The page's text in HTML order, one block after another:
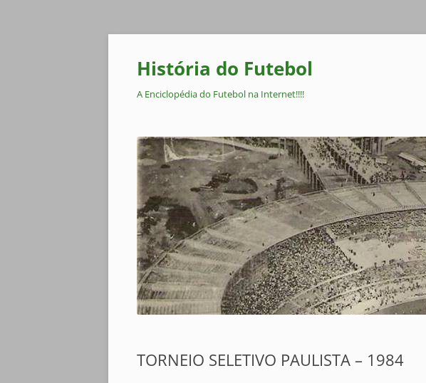
Pular
conteúdo
História do Futebol
A Enciclopédia do Futebol na Internet!!!!
TORNEIO SELETIVO PAULISTA – 1984